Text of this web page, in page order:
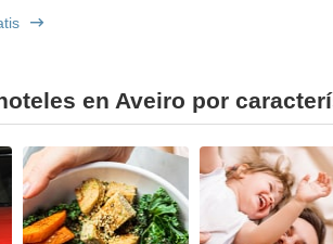
en Aveiro por